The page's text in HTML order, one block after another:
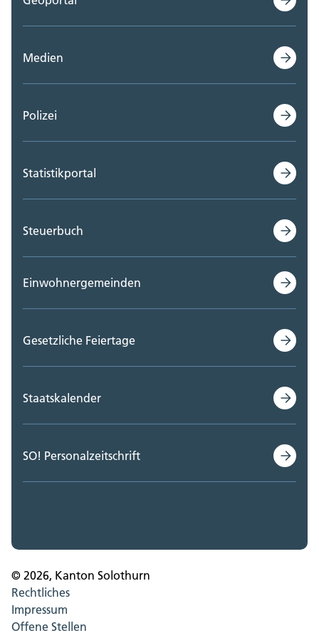
Staatskanzlei (0)
Steueramt (0)
Departementssekretariat (0)
Medien
Polizei
Statistikportal
Steuerbuch
Einwohnergemeinden
Gesetzliche Feiertage
Staatskalender
SO! Personalzeitschrift
© 2026, Kanton Solothurn
Rechtliches
Impressum
Offene Stellen